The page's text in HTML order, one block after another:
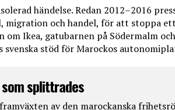
händelse. Redan 2012–2016
migration och handel, för att stoppa
om Ikea, gatubarnen på Södermalm
svenska stöd för Marockos
splittrades
framväxten av den marockanska